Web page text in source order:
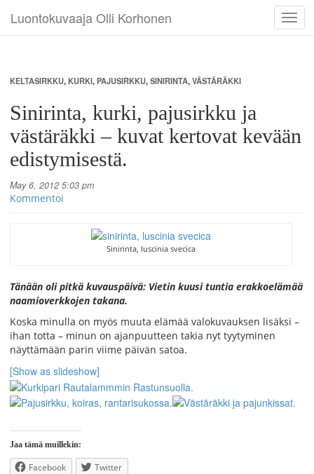
Luontokuvaaja Olli Korhonen
KELTASIRKKU,KURKI,PAJUSIRKKU,SINIRINTA,VÄSTÄRÄKKI
Sinirinta, kurki, pajusirkku ja
västäräkki – kuvat kertovat kevään
edistymisestä.
May 6, 2012 5:03 pm
Kommentoi
Sinirinta, luscinia svecica
Tänään oli pitkä kuvauspäivä: Vietin kuusi tuntia erakkoelämää
naamioverkkojen takana.
Koska minulla on myös muuta elämää valokuvauksen lisäksi –
ihan totta – minun on ajanpuutteen takia nyt tyytyminen
näyttämään parin viime päivän satoa.
[Show as slideshow]
Jaa tämä muillekin:
Facebook Twitter